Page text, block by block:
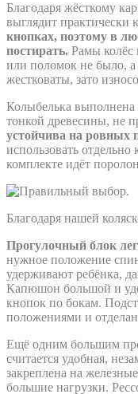
Благодаря жёсткому
выглядит практически
кнопках, поэтому в
постирать. Рамы колёс
или поломок не было, а
жестковаты, зато
Колыбелька выполнена
тонкой древесины, не
устойчива на ровных
использовать
комплекте идёт
Благодаря нашей
Прогулочный блок
нужное положение
удерживают ребёнка,
Капюшон большой и
кнопок по бокам.
положениями и
Ещё одним большим
считается удобная,
закреплена на
большие нагрузки.